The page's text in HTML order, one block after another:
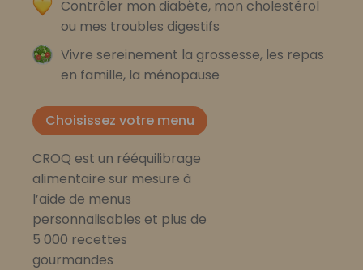
Contrôler mon diabète, mon cholestérol
ou mes troubles digestifs
Vivre sereinement la grossesse, les repas
en famille, la ménopause
Choisissez votre menu
CROQ est un rééquilibrage
alimentaire sur mesure à
l’aide de menus
personnalisables et plus de
5 000 recettes
gourmandes